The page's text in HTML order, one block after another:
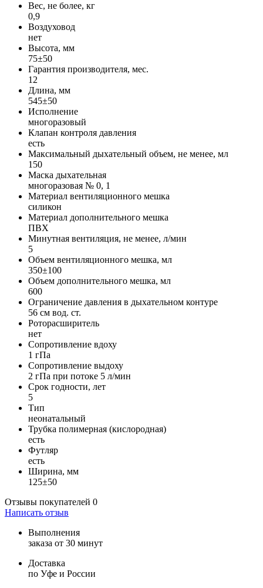
Вес, не более, кг
0,9
Воздуховод
нет
Высота, мм
75±50
Гарантия производителя, мес.
12
Длина, мм
545±50
Исполнение
многоразовый
Клапан контроля давления
есть
Максимальный дыхательный объем, не менее, мл
150
Маска дыхательная
многоразовая № 0, 1
Материал вентиляционного мешка
силикон
Материал дополнительного мешка
ПВХ
Минутная вентиляция, не менее, л/мин
5
Объем вентиляционного мешка, мл
350±100
Объем дополнительного мешка, мл
600
Ограничение давления в дыхательном контуре
56 см вод. ст.
Роторасширитель
нет
Сопротивление вдоху
1 гПа
Сопротивление выдоху
2 гПа при потоке 5 л/мин
Срок годности, лет
5
Тип
неонатальный
Трубка полимерная (кислородная)
есть
Футляр
есть
Ширина, мм
125±50
Отзывы покупателей 0
Написать отзыв
Выполнения
заказа от 30 минут
Доставка
по Уфе и России